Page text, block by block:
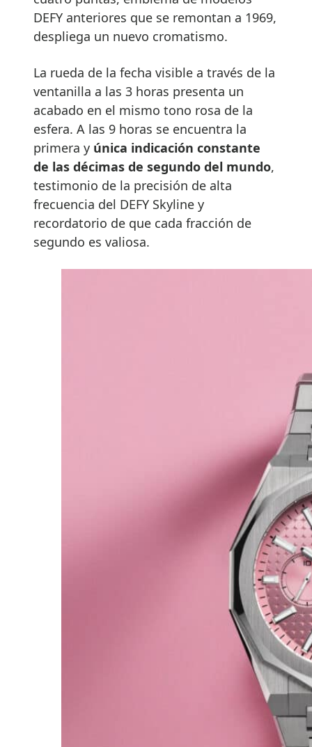
DEFY anteriores que se remontan a 1969,
despliega un nuevo cromatismo.
La rueda de la fecha visible a través de la
ventanilla a las 3 horas presenta un
acabado en el mismo tono rosa de la
esfera. A las 9 horas se encuentra la
primera y única indicación constante
de las décimas de segundo del mundo,
testimonio de la precisión de alta
frecuencia del DEFY Skyline y
recordatorio de que cada fracción de
segundo es valiosa.